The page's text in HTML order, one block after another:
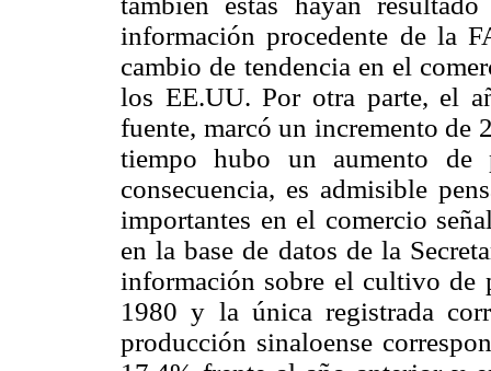
información procedente de la
cambio de tendencia en el
los EE.UU. Por otra parte, el
fuente, marcó un incremento de
tiempo hubo un aumento
consecuencia, es admisible
importantes en el comercio
en la base de datos de la
información sobre el cultivo de
1980 y la única registrada
producción sinaloense